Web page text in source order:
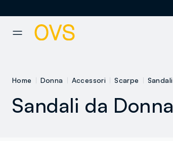
Home Donna Accessori Scarpe Sandali
Sandali da Donna